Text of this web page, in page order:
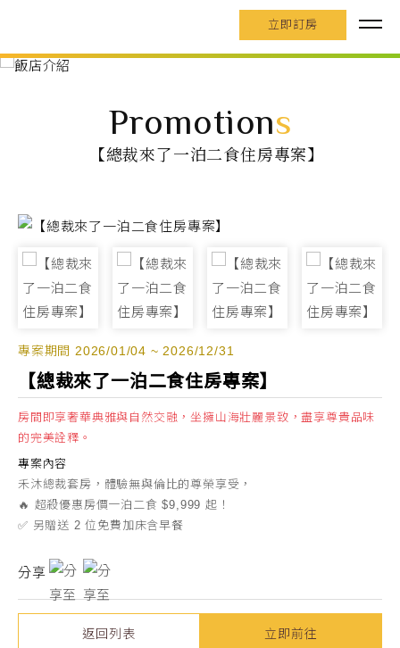
立即訂房
Promotions
【總裁來了一泊二食住房專案】
專案期間 2026/01/04 ~ 2026/12/31
【總裁來了一泊二食住房專案】
房間即享奢華典雅與自然交融，坐擁山海壯麗景致，盡享尊貴品味
的完美詮釋。
專案內容
禾沐總裁套房，體驗無與倫比的尊榮享受，
🔥 超殺優惠房價一泊二食 $9,999 起！
✅ 另贈送 2 位免費加床含早餐
分享
返回列表 立即前往